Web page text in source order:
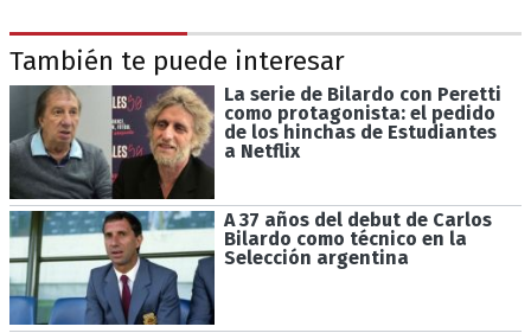
También te puede interesar
La serie de Bilardo con Peretti
como protagonista: el pedido
de los hinchas de Estudiantes
a Netflix
A 37 años del debut de Carlos
Bilardo como técnico en la
Selección argentina